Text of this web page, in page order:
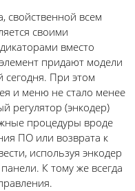
свойственной всем
своими
вместо
придают модели
При этом
и меню не стало менее
регулятор (энкодер)
процедуры вроде
ПО или возврата к
используя энкодер
К тому же всегда